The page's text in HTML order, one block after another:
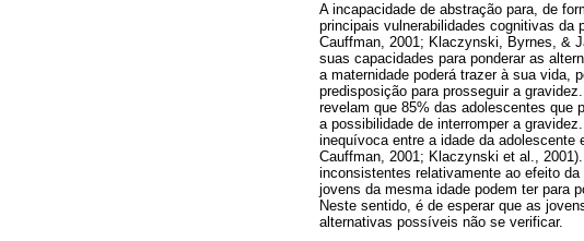
A incapacidade de abstração para, de
principais vulnerabilidades cognitivas da
Cauffman, 2001; Klaczynski, Byrnes, &
suas capacidades para ponderar as
a maternidade poderá trazer à sua vida,
predisposição para prosseguir a
revelam que 85% das adolescentes que
a possibilidade de interromper a
inequívoca entre a idade da
Cauffman, 2001; Klaczynski et al.,
inconsistentes relativamente ao efeito
jovens da mesma idade podem ter para
Neste sentido, é de esperar que as
alternativas possíveis não se verificar.